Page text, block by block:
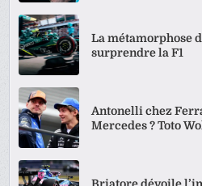
La métamorphose
surprendre la F1
Antonelli chez
Mercedes ? Toto